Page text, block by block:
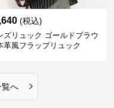
(税込)
ズリュック ゴールドブラウ
革風フラップリュック
覧へ ›